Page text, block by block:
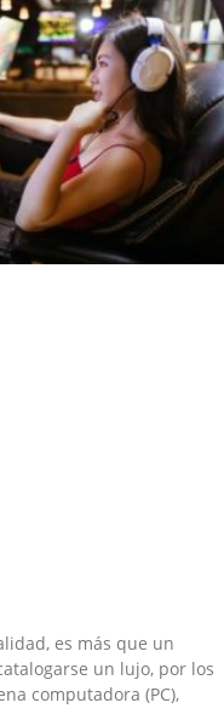
es más que un
un lujo, por los
computadora (PC),